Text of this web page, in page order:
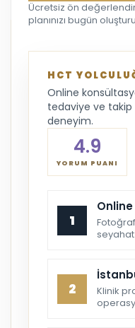
Ücretsiz ön
planınızı bugün
HCT
Online
tedaviye ve
deneyim.
4.9
YORUM PUANI
1
2
Klinik